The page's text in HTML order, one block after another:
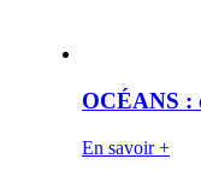
OCÉANS :
En savoir +